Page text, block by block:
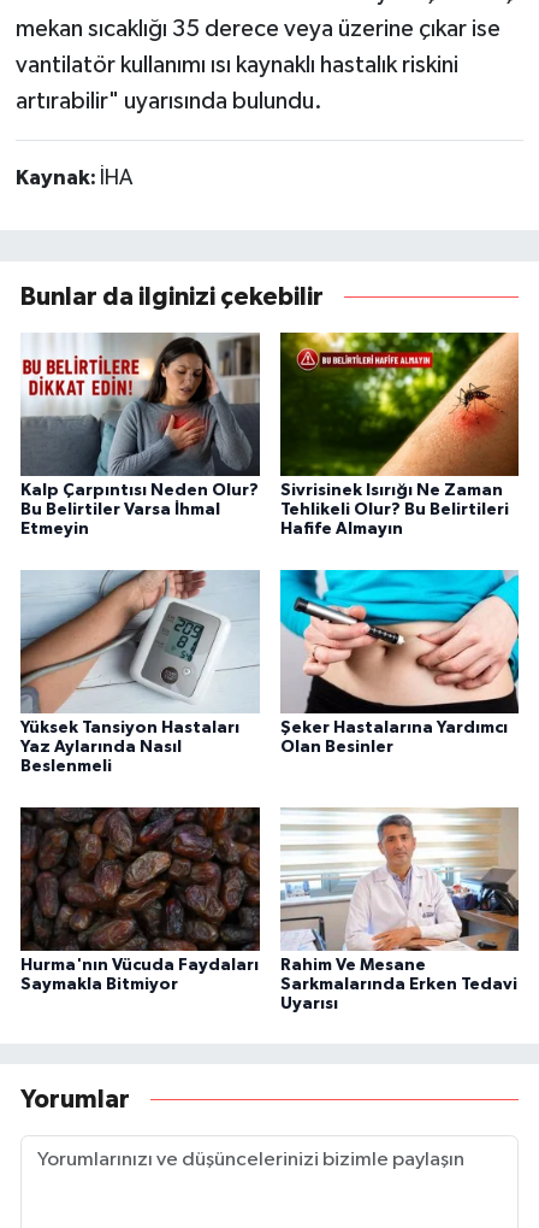
mekan sıcaklığı 35 derece veya üzerine çıkar ise
vantilatör kullanımı ısı kaynaklı hastalık riskini
artırabilir" uyarısında bulundu.
Kaynak: İHA
Bunlar da ilginizi çekebilir
Kalp Çarpıntısı Neden Olur?
Bu Belirtiler Varsa İhmal
Etmeyin
Sivrisinek Isırığı Ne Zaman
Tehlikeli Olur? Bu Belirtileri
Hafife Almayın
Yüksek Tansiyon Hastaları
Yaz Aylarında Nasıl
Beslenmeli
Şeker Hastalarına Yardımcı
Olan Besinler
Hurma'nın Vücuda Faydaları
Saymakla Bitmiyor
Rahim Ve Mesane
Sarkmalarında Erken Tedavi
Uyarısı
Yorumlar